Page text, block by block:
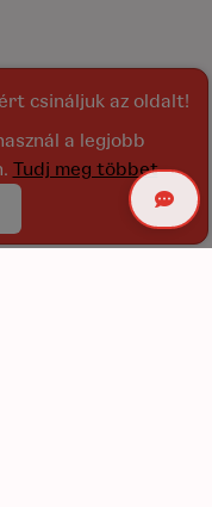
csináljuk az oldalt!
a legjobb
Tudj meg többet